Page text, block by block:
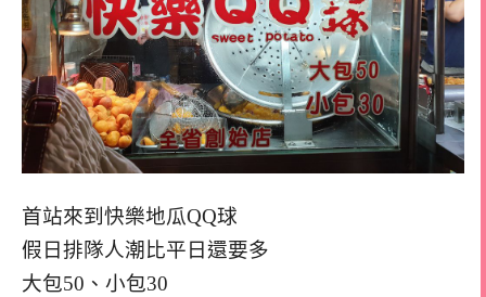
首站來到快樂地瓜QQ球
假日排隊人潮比平日還要多
大包50、小包30